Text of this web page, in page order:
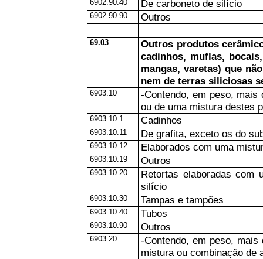
6902.90.40 De carboneto de silício
6902.90.90 Outros
69.03
Outros produtos
cadinhos, muflas,
mangas, varetas) que
nem de terras siliciosas
6903.10
-Contendo, em peso, mais
ou de uma mistura destes
6903.10.1 Cadinhos
6903.10.11 De grafita, exceto os do
6903.10.12 Elaborados com uma
6903.10.19 Outros
6903.10.20
Retortas elaboradas com
silício
6903.10.30 Tampas e tampões
6903.10.40 Tubos
6903.10.90 Outros
6903.20
-Contendo, em peso,
mistura ou combinação de